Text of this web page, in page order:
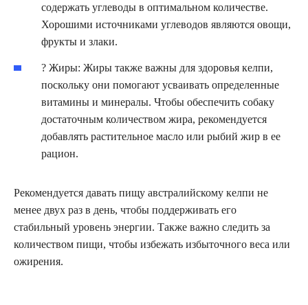
содержать углеводы в оптимальном количестве.
Хорошими источниками углеводов являются овощи,
фрукты и злаки.
? Жиры: Жиры также важны для здоровья келпи,
поскольку они помогают усваивать определенные
витамины и минералы. Чтобы обеспечить собаку
достаточным количеством жира, рекомендуется
добавлять растительное масло или рыбий жир в ее
рацион.
Рекомендуется давать пищу австралийскому келпи не
менее двух раз в день, чтобы поддерживать его
стабильный уровень энергии. Также важно следить за
количеством пищи, чтобы избежать избыточного веса или
ожирения.